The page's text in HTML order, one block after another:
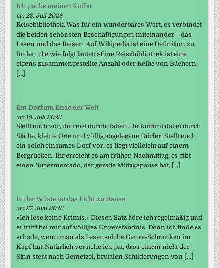
Ich packe meinen Koffer
am 23. Juli 2026
Reisebibliothek. Was für ein wunderbares Wort, es verbindet
die beiden schönsten Beschäftigungen miteinander – das
Lesen und das Reisen. Auf Wikipedia ist eine Definition zu
finden, die wie folgt lautet: »Eine Reisebibliothek ist eine
eigens zusammengestellte Anzahl oder Reihe von Büchern,
[…]
Ein Dorf am Ende der Welt
am 19. Juli 2026
Stellt euch vor, ihr reist durch Italien. Ihr kommt dabei durch
Städte, kleine Orte und völlig abgelegene Dörfer. Stellt euch
ein solch einsames Dorf vor, es liegt vielleicht auf einem
Bergrücken. Ihr erreicht es am frühen Nachmittag, es gibt
einen Supermercado, der gerade Mittagspause hat, […]
In der Wüste ist das Licht zu Hause
am 27. Juni 2026
»Ich lese keine Krimis.« Diesen Satz höre ich regelmäßig und
er trifft bei mir auf völliges Unverständnis. Denn ich finde es
schade, wenn man als Leser solche Genre-Schranken im
Kopf hat. Natürlich verstehe ich gut, dass einem nicht der
Sinn steht nach Gemetzel, brutalen Schilderungen von […]